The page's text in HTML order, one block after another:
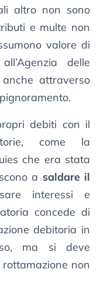
altro non sono
e multe non
valore di
delle
attraverso
debiti con il
come la
che era stata
a saldare il
interessi e
concede di
debitoria in
ma si deve
non